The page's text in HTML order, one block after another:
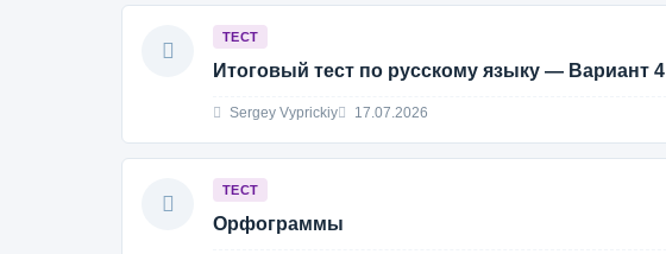
ТЕСТ
Итоговый тест по русскому языку — Вариант 4
Sergey Vyprickiy 17.07.2026
ТЕСТ
Орфограммы